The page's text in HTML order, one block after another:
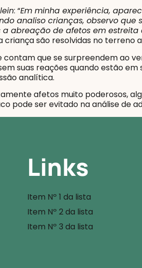
: “Em minha experiência,
analiso crianças, observo
abreação de afetos em estreita
criança são resolvidas no terreno
que se surpreendem ao
suas reações quando estão
analítica.
afetos muito poderosos,
pode ser evitado na análise de
Links
Item Nº 1 da lista
Item Nº 2 da lista
Item Nº 3 da lista